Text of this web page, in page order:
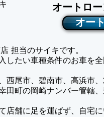
オートロ
オー
担当のサイキです。
したい車種条件のお車を
西尾市、碧南市、高浜市
田町の岡崎ナンバー管轄
店舗に足を運ばず、自宅